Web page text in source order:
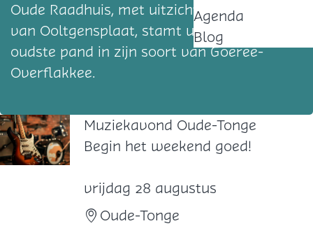
Agenda
Blog
Oude Raadhuis, met uitzicht op de haven
van Ooltgensplaat, stamt uit 1616 en is het
oudste pand in zijn soort van Goeree-
Overflakkee.
Muziekavond Oude-Tonge
M
z
i
Begin het weekend goed!
vrijdag 28 augustus
Oude-Tonge